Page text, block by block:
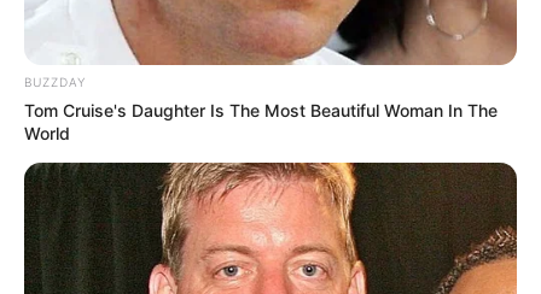
BUZZDAY
Tom Cruise's Daughter Is The Most Beautiful Woman In The
World